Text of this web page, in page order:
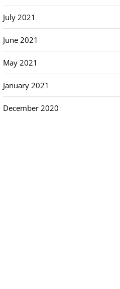
July 2021
June 2021
May 2021
January 2021
December 2020